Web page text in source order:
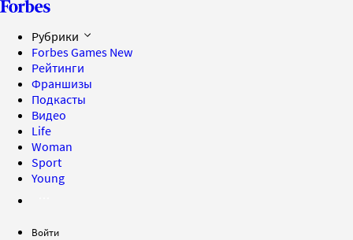
Рубрики
Forbes Games New
Рейтинги
Франшизы
Подкасты
Видео
Life
Woman
Sport
Young
Войти